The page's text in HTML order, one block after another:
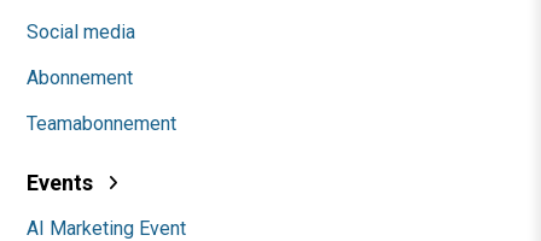
Social media
Abonnement
Teamabonnement
Events
AI Marketing Event